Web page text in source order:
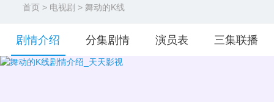
首页 > 电视剧 > 舞动的K线
剧情介绍 分集剧情 演员表 三集联播